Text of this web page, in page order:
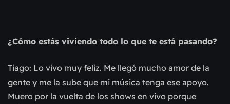
¿Cómo estás viviendo todo lo que te está pasando?
Tiago: Lo vivo muy feliz. Me llegó mucho amor de la
gente y me la sube que mi música tenga ese apoyo.
Muero por la vuelta de los shows en vivo porque